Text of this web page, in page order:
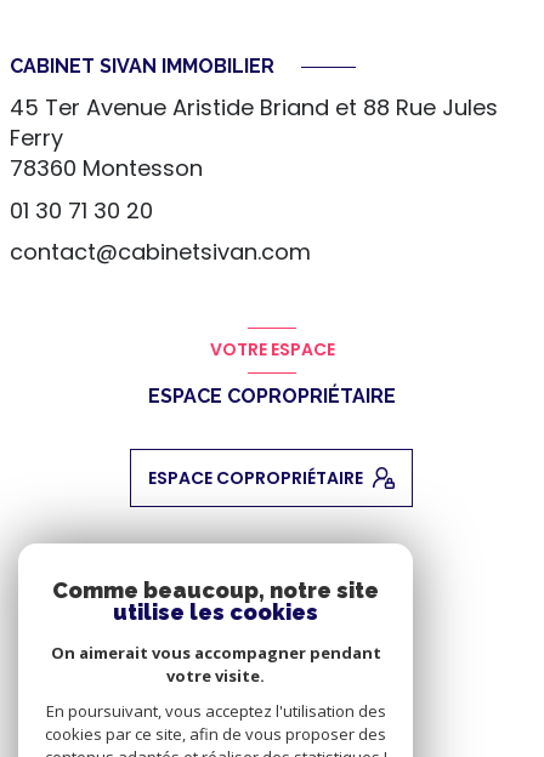
CABINET SIVAN IMMOBILIER
45 Ter Avenue Aristide Briand et 88 Rue Jules
Ferry
78360 Montesson
01 30 71 30 20
contact@cabinetsivan.com
VOTRE ESPACE
ESPACE COPROPRIÉTAIRE
ESPACE COPROPRIÉTAIRE
ADHÉRENTS
NOUS ADHÉRONS
Comme beaucoup, notre site
utilise les cookies
On aimerait vous accompagner pendant
votre visite.
En poursuivant, vous acceptez l'utilisation des
cookies par ce site, afin de vous proposer des